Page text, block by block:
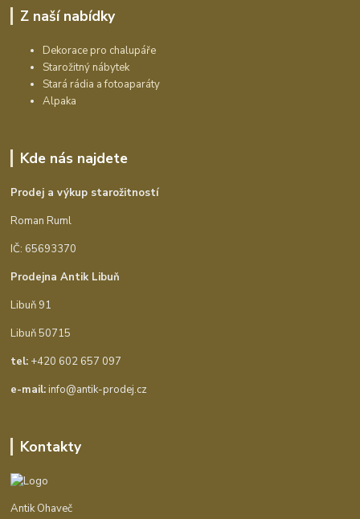
Z naší nabídky
Dekorace pro chalupáře
Starožitný nábytek
Stará rádia a fotoaparáty
Alpaka
Kde nás najdete
Prodej a výkup starožitností
Roman Ruml
IČ: 65693370
Prodejna Antik Libuň
Libuň 91
Libuň 50715
tel: +420 602 657 097
e-mail:info@antik-prodej.cz
Kontakty
Antik Ohaveč